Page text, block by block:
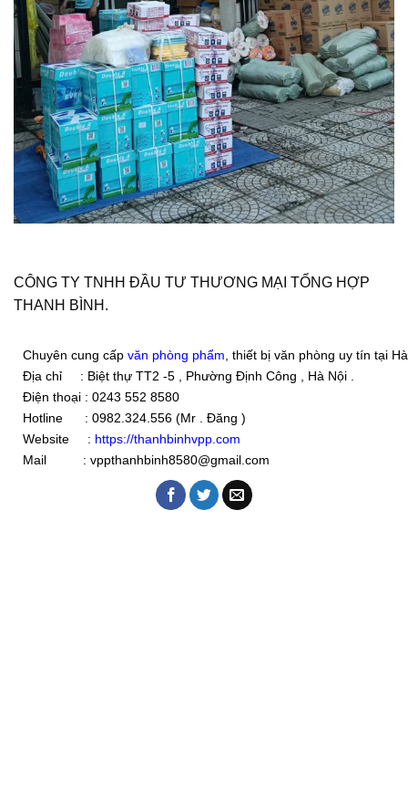
CÔNG TY TNHH ĐẦU TƯ THƯƠNG MẠI TỔNG HỢP
THANH BÌNH.
Chuyên cung cấp văn phòng phẩm , thiết bị văn phòng uy tín tại
Địa chỉ : Biệt thự TT2 -5 , Phường Định Công , Hà Nội .
Điện thoại : 0243 552 8580
Hotline : 0982.324.556 (Mr . Đăng )
Website : https://thanhbinhvpp.com
Mail : vppthanhbinh8580@gmail.com